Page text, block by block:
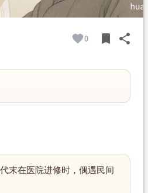
0 bookmark share
末在医院进修时，偶遇民间